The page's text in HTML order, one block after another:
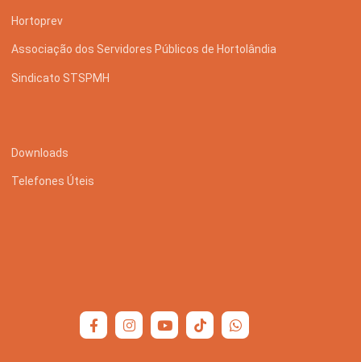
Hortoprev
Associação dos Servidores Públicos de Hortolândia
Sindicato STSPMH
Downloads
Telefones Úteis